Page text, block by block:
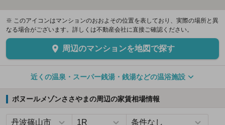
※ このアイコンはマンションのおおよその位置を表しており、実際の場所と異
なる場合がございます。詳しくは不動産会社に直接ご確認ください。
周辺のマンションを地図で探す
近くの温泉・スーパー銭湯・銭湯などの温浴施設
ボヌールメゾンささやまの周辺の家賃相場情報